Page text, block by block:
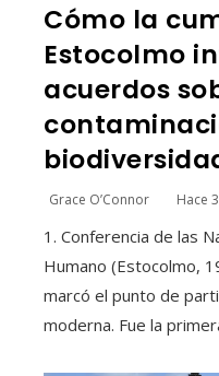
Cómo la
Estocolmo
acuerdos
Grace O’Connor Hace
1. Conferencia de las
Humano (Estocolmo,
marcó el punto de
moderna. Fue la